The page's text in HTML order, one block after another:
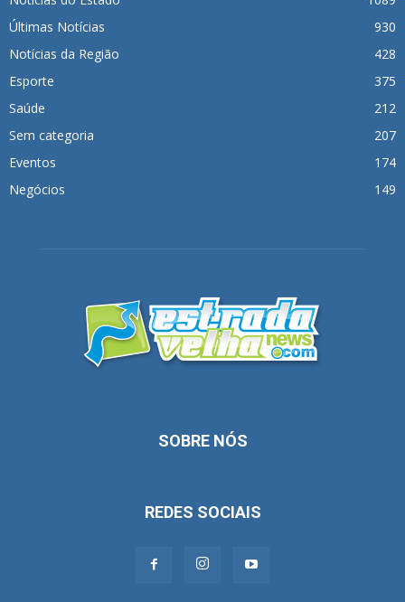
Últimas Notícias
930
Notícias da Região
428
Esporte
375
Saúde
212
Sem categoria
207
Eventos
174
Negócios
149
SOBRE NÓS
REDES SOCIAIS